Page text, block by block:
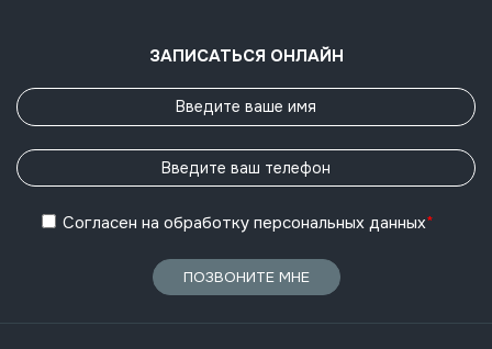
ЗАПИСАТЬСЯ ОНЛАЙН
Согласен на обработку персональных данных*
ПОЗВОНИТЕ МНЕ